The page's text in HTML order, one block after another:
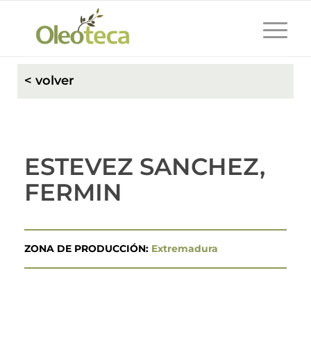
< volver
ESTEVEZ SANCHEZ,
FERMIN
ZONA DE PRODUCCIÓN: Extremadura